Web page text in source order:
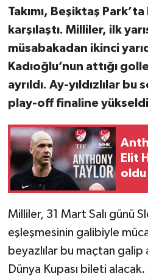
Takımı, Beşiktaş
karşılaştı. Milliler, ilk
müsabakadan ikinci
Kadıoğlu’nun attığı
ayrıldı. Ay-yıldızlılar bu
play-off finaline
Elit
oldu
Milliler, 31 Mart Salı günü
eşleşmesinin galibiyle
beyazlılar bu maçtan galip
Dünya Kupası bileti alacak.